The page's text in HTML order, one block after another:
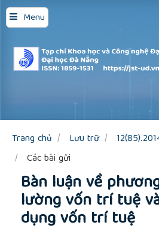
Menu
Quick
jump
to
page
content
Main
Sidebar
Trang chủ Lưu trữ
Các bài gửi
Bàn luận về
lường vốn trí tuệ
dụng vốn trí tuệ